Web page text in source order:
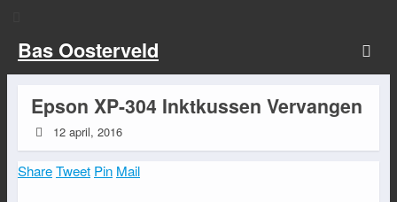
Bas Oosterveld
Epson XP-304 Inktkussen Vervangen
12 april, 2016
ShareTweet Pin Mail